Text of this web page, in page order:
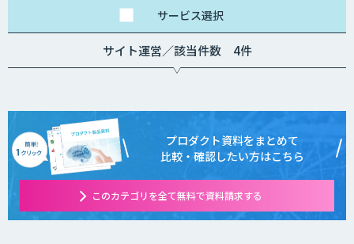
サービス選択
サイト運営／該当件数 4件
プロダクト資料をまとめて
比較・確認したい方はこちら
このカテゴリを全て無料で資料請求する